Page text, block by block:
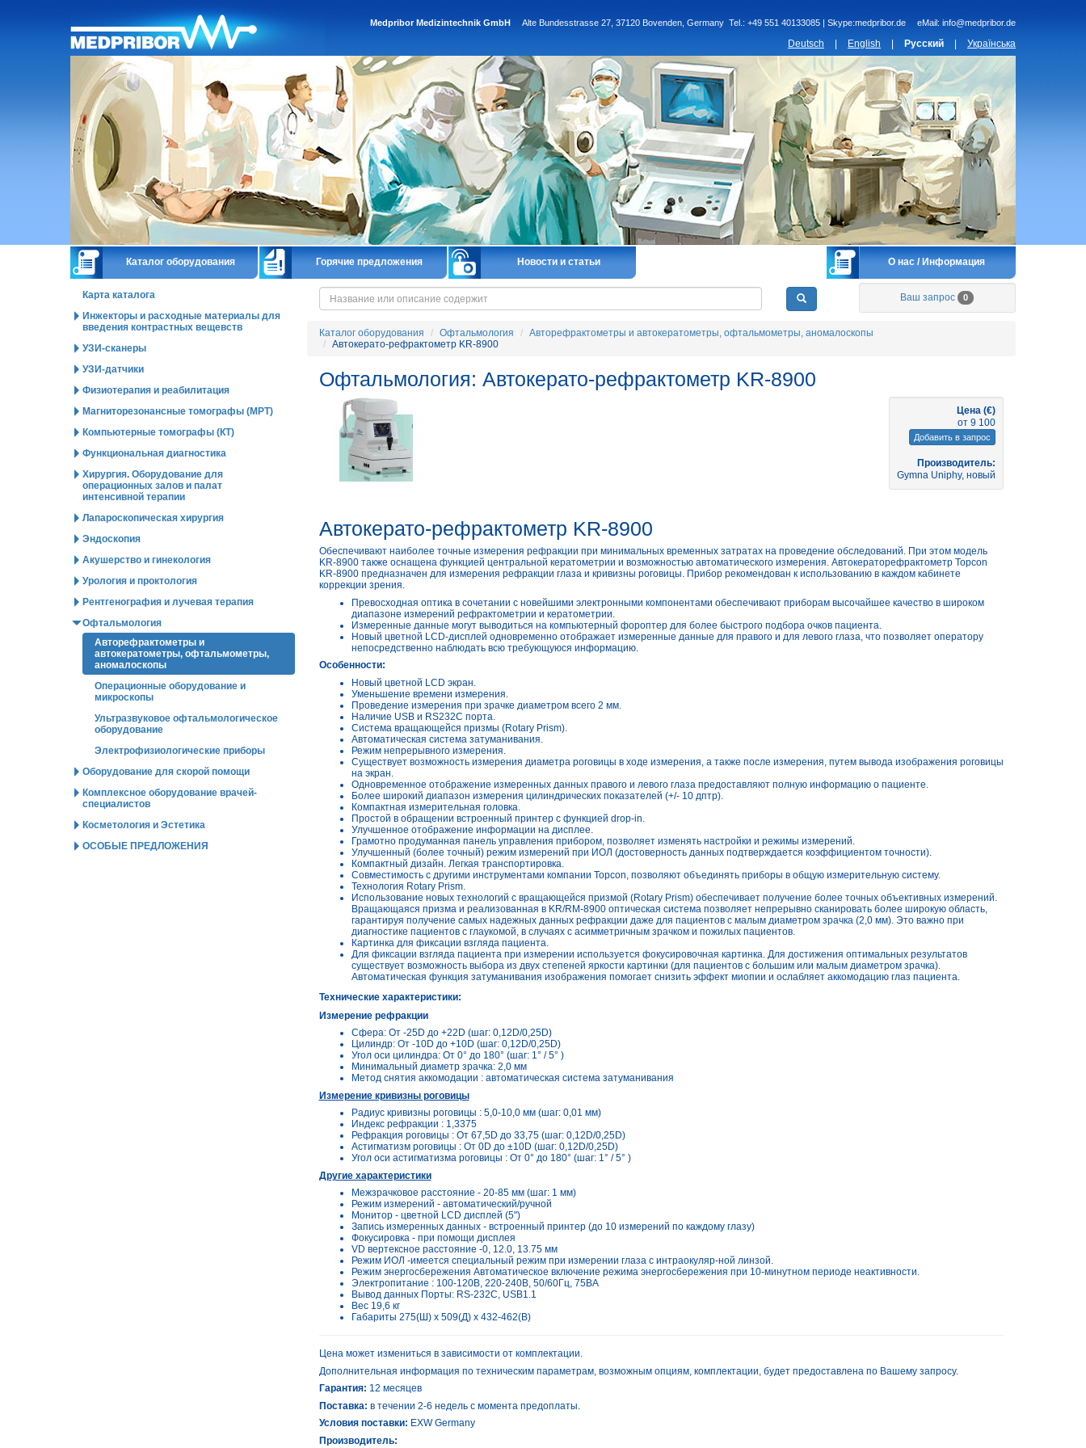
Medpribor Medizintechnik GmbH Alte Bundesstrasse 27, 37120 Bovenden, Germany Tel.: +49 551 40133085 | Skype:medpribor.de eMail: info@medpribor.de
Deutsch English Русский Українська
Каталог оборудования Горячие предложения Новости и статьи О нас / Информация
Ваш запрос 0
Каталог оборудования Офтальмология
Авторефрактометры и автокератометры, офтальмометры, аномалоскопы
Автокерато-рефрактометр KR-8900
Офтальмология: Автокерато-рефрактометр KR-8900
Цена (€)
от 9 100
Добавить в запрос
Производитель:
Gymna Uniphy, новый
Автокерато-рефрактометр KR-8900
Обеспечивают наиболее точные измерения рефракции при минимальных временных затратах на проведение обследований. При этом модель
KR-8900 также оснащена функцией центральной кератометрии и возможностью автоматического измерения. Автокераторефрактометр Topcon
KR-8900 предназначен для измерения рефракции глаза и кривизны роговицы. Прибор рекомендован к использованию в каждом кабинете
коррекции зрения.
Превосходная оптика в сочетании с новейшими электронными компонентами обеспечивают приборам высочайшее качество в широком
диапазоне измерений рефрактометрии и кератометрии.
Измеренные данные могут выводиться на компьютерный фороптер для более быстрого подбора очков пациента.
Новый цветной LCD-дисплей одновременно отображает измеренные данные для правого и для левого глаза, что позволяет оператору
непосредственно наблюдать всю требующуюся информацию.
Особенности:
Новый цветной LCD экран.
Уменьшение времени измерения.
Проведение измерения при зрачке диаметром всего 2 мм.
Наличие USB и RS232C порта.
Система вращающейся призмы (Rotary Prism).
Автоматическая система затуманивания.
Режим непрерывного измерения.
Существует возможность измерения диаметра роговицы в ходе измерения, а также после измерения, путем вывода изображения роговицы
на экран.
Одновременное отображение измеренных данных правого и левого глаза предоставляют полную информацию о пациенте.
Более широкий диапазон измерения цилиндрических показателей (+/- 10 дптр).
Компактная измерительная головка.
Простой в обращении встроенный принтер с функцией drop-in.
Улучшенное отображение информации на дисплее.
Грамотно продуманная панель управления прибором, позволяет изменять настройки и режимы измерений.
Улучшенный (более точный) режим измерений при ИОЛ (достоверность данных подтверждается коэффициентом точности).
Компактный дизайн. Легкая транспортировка.
Совместимость с другими инструментами компании Topcon, позволяют объединять приборы в общую измерительную систему.
Технология Rotary Prism.
Использование новых технологий с вращающейся призмой (Rotary Prism) обеспечивает получение более точных объективных измерений.
Вращающаяся призма и реализованная в KR/RM-8900 оптическая система позволяет непрерывно сканировать более широкую область,
гарантируя получение самых надежных данных рефракции даже для пациентов с малым диаметром зрачка (2,0 мм). Это важно при
диагностике пациентов с глаукомой, в случаях с асимметричным зрачком и пожилых пациентов.
Картинка для фиксации взгляда пациента.
Для фиксации взгляда пациента при измерении используется фокусировочная картинка. Для достижения оптимальных результатов
существует возможность выбора из двух степеней яркости картинки (для пациентов с большим или малым диаметром зрачка).
Автоматическая функция затуманивания изображения помогает снизить эффект миопии и ослабляет аккомодацию глаз пациента.
Технические характеристики:
Измерение рефракции
Сфера: От -25D до +22D (шаг: 0,12D/0,25D)
Цилиндр: От -10D до +10D (шаг: 0,12D/0,25D)
Угол оси цилиндра: От 0° до 180° (шаг: 1° / 5° )
Минимальный диаметр зрачка: 2,0 мм
Метод снятия аккомодации : автоматическая система затуманивания
Измерение кривизны роговицы
Радиус кривизны роговицы : 5,0-10,0 мм (шаг: 0,01 мм)
Индекс рефракции : 1,3375
Рефракция роговицы : От 67,5D до 33,75 (шаг: 0,12D/0,25D)
Астигматизм роговицы : От 0D до ±10D (шаг: 0,12D/0,25D)
Угол оси астигматизма роговицы : От 0° до 180° (шаг: 1° / 5° )
Другие характеристики
Межзрачковое расстояние - 20-85 мм (шаг: 1 мм)
Режим измерений - автоматический/ручной
Монитор - цветной LCD дисплей (5")
Запись измеренных данных - встроенный принтер (до 10 измерений по каждому глазу)
Фокусировка - при помощи дисплея
VD вертексное расстояние -0, 12.0, 13.75 мм
Режим ИОЛ -имеется специальный режим при измерении глаза с интраокуляр-ной линзой.
Режим энергосбережения Автоматическое включение режима энергосбережения при 10-минутном периоде неактивности.
Электропитание : 100-120В, 220-240В, 50/60Гц, 75ВА
Вывод данных Порты: RS-232C, USB1.1
Вес 19,6 кг
Габариты 275(Ш) х 509(Д) х 432-462(В)
Цена может измениться в зависимости от комплектации.
Дополнительная информация по техническим параметрам, возможным опциям, комплектации, будет предоставлена по Вашему запросу.
Гарантия: 12 месяцев
Поставка: в течении 2-6 недель с момента предоплаты.
Условия поставки: EXW Germany
Производитель:
Карта каталога
Инжекторы и расходные материалы для
введения контрастных вещевств
УЗИ-сканеры
УЗИ-датчики
Физиотерапия и реабилитация
Магниторезонансные томографы (МРТ)
Компьютерные томографы (КТ)
Функциональная диагностика
Хирургия. Оборудование для
операционных залов и палат
интенсивной терапии
Лапароскопическая хирургия
Эндоскопия
Акушерство и гинекология
Урология и проктология
Рентгенография и лучевая терапия
Офтальмология
Авторефрактометры и
автокератометры, офтальмометры,
аномалоскопы
Операционные оборудование и
микроскопы
Ультразвуковое офтальмологическое
оборудование
Электрофизиологические приборы
Оборудование для скорой помощи
Комплексное оборудование врачей-
специалистов
Косметология и Эстетика
ОСОБЫЕ ПРЕДЛОЖЕНИЯ